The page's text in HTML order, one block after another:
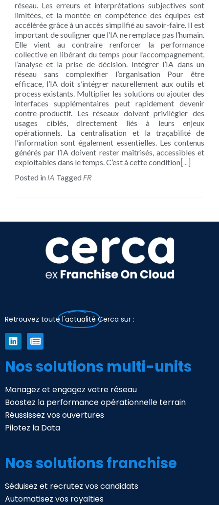
réseau. Les erreurs et interprétations subjectives sont
limitées, et la montée en compétence des équipes est
accélérée grâce à un accès simplifié au savoir-faire. Il est
important de souligner que l’IA ne remplace pas l’humain.
Elle vient au contraire renforcer la performance
collective en libérant du temps pour l’accompagnement,
l’analyse et la prise de décision. Intégrer l’IA dans un
réseau sans complexifier l’organisation Pour être
efficace, l’IA doit s’intégrer naturellement aux outils et
process existants. Multiplier les solutions ou ajouter des
interfaces supplémentaires peut rapidement devenir
contre-productif. Les réseaux doivent privilégier des
usages ciblés, directement liés à leurs enjeux
opérationnels. La centralisation et la traçabilité de
l’information sont également essentielles. Les contenus
générés par l’IA doivent rester maîtrisés, accessibles et
exploitables dans le temps. C’est à cette condition[…]
Posted inIA TaggedFR
Retrouvez toute l'actualité Cerca sur :
Nos solutions multi-units
Managez et engagez votre réseau
Boostez la performance opérationnelle terrain
Réussissez vos ouvertures
Pilotez la Data
Nos solutions franchise
Séduisez et recrutez vos candidats
Automatisez vos royalties